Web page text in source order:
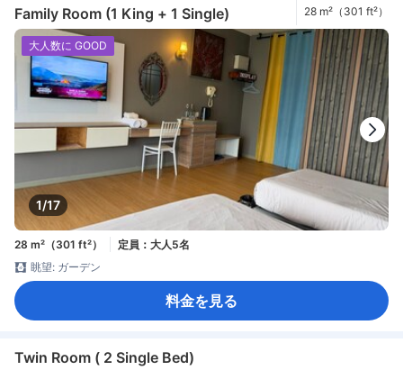
Family Room (1 King + 1 Single) 28 m²（301 ft²）
1/17
大人数に GOOD
28 m²（301 ft²）
定員：大人5名
眺望: ガーデン
料金を見る
Twin Room ( 2 Single Bed)